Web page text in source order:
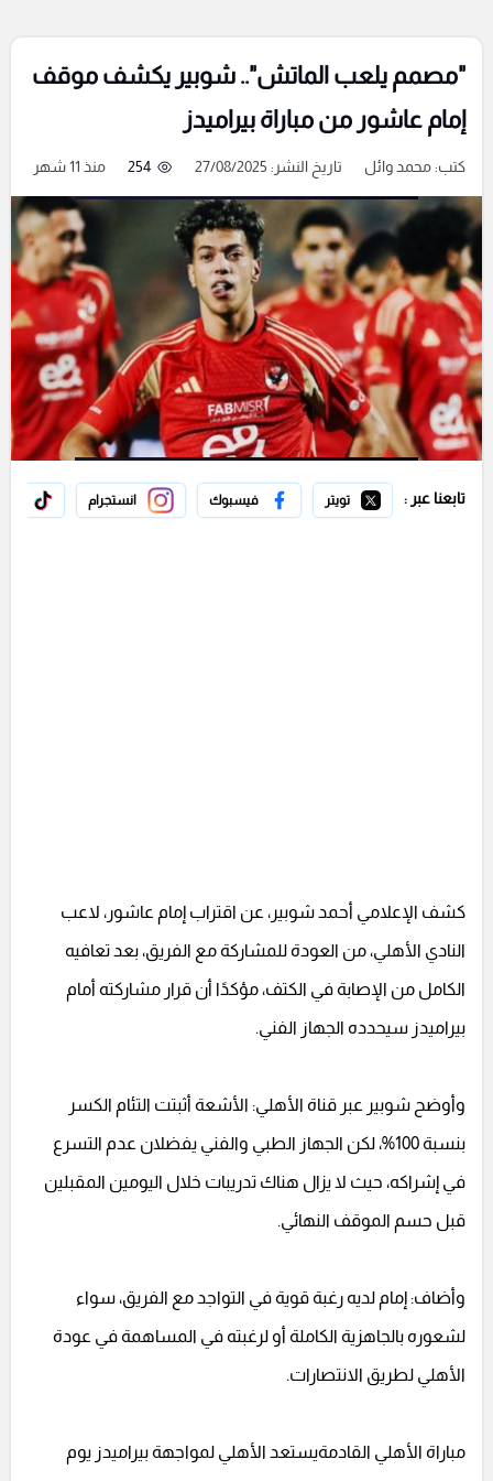
"مصمم يلعب الماتش".. شوبير يكشف موقف
إمام عاشور من مباراة بيراميدز
كتب:محمد وائل تاريخ النشر: 27/08/2025 254 منذ 11 شهر
تابعنا عبر : تويتر فيسبوك انستجرام
كشف الإعلامي أحمد شوبير، عن اقتراب إمام عاشور، لاعب
النادي الأهلي، من العودة للمشاركة مع الفريق، بعد تعافيه
الكامل من الإصابة في الكتف، مؤكدًا أن قرار مشاركته أمام
بيراميدز سيحدده الجهاز الفني.
وأوضح شوبير عبر قناة الأهلي: الأشعة أثبتت التئام الكسر
بنسبة 100%، لكن الجهاز الطبي والفني يفضلان عدم التسرع
في إشراكه، حيث لا يزال هناك تدريبات خلال اليومين المقبلين
قبل حسم الموقف النهائي.
وأضاف: إمام لديه رغبة قوية في التواجد مع الفريق، سواء
لشعوره بالجاهزية الكاملة أو لرغبته في المساهمة في عودة
الأهلي لطريق الانتصارات.
مباراة الأهلي القادمةيستعد الأهلي لمواجهة بيراميدز يوم